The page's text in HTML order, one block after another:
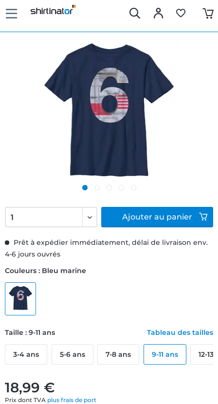
18,99 €
Prix dont TVA plus frais de port
Prêt à expédier immédiatement, délai de livraison env.
4-6 jours ouvrés
Couleurs : Bleu marine
Taille : 9-11 ans Tableau des tailles
3-4 ans 5-6 ans 7-8 ans 9-11 ans 12-13
Ajouter au panier